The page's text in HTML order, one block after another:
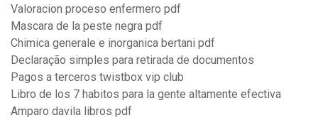
Valoracion proceso enfermero pdf
Mascara de la peste negra pdf
Chimica generale e inorganica bertani pdf
Declaração simples para retirada de documentos
Pagos a terceros twistbox vip club
Libro de los 7 habitos para la gente altamente efectiva
Amparo davila libros pdf